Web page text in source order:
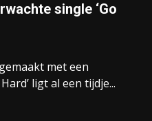
single ‘Go
met een
ligt al een tijdje...